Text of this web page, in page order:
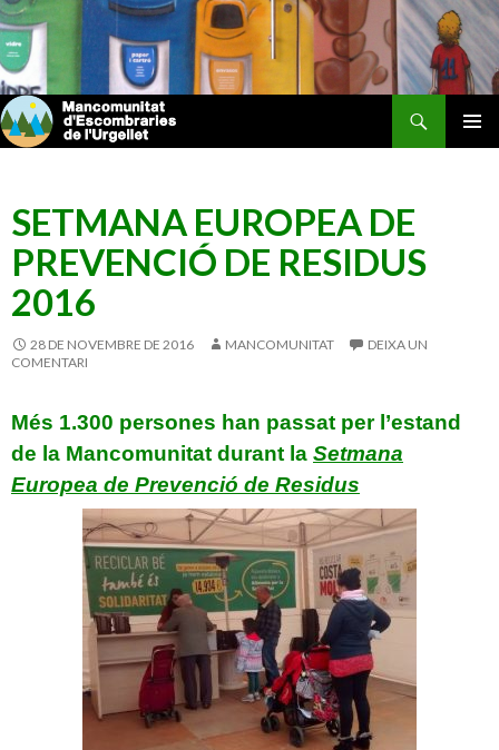
Mancomunitat d'Escombraries de l'Urgellet
Cerca
VÉS
SETMANA EUROPEA DE
PREVENCIÓ DE RESIDUS
2016
28 DE NOVEMBRE DE 2016 MANCOMUNITAT
DEIXA UN
COMENTARI
Més 1.300 persones han passat per l’estand
de la Mancomunitat durant la Setmana
Europea de Prevenció de Residus